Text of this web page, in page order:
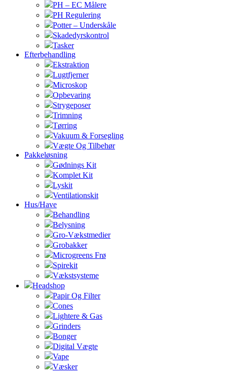
PH – EC Målere
PH Regulering
Potter – Underskåle
Skadedyrskontrol
Tasker
Efterbehandling
Ekstraktion
Lugtfjerner
Microskop
Opbevaring
Strygeposer
Trimning
Tørring
Vakuum & Forsegling
Vægte Og Tilbehør
Pakkeløsning
Gødnings Kit
Komplet Kit
Lyskit
Ventilationskit
Hus/Have
Behandling
Belysning
Gro-Vækstmedier
Grobakker
Microgreens Frø
Spirekit
Vækstsysteme
Headshop
Papir Og Filter
Cones
Lightere & Gas
Grinders
Bonger
Digital Vægte
Vape
Væsker